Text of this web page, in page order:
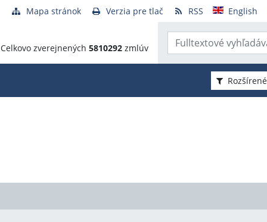
Mapa stránok Verzia pre tlač RSS English
Celkovo zverejnených 5810292 zmlúv